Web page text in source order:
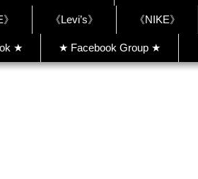
《Levi’s》 《NIKE》
★ ★ Facebook Group ★